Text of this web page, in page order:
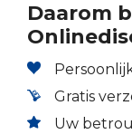
Daarom
Gratis
Uw